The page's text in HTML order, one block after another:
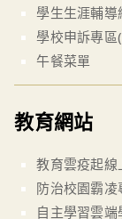
學生生涯輔導
學校申訴專區
午餐菜單
教育網站
教育雲疫起線
防治校園霸凌
自主學習雲端